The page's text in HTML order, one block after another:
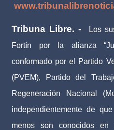
Tribuna Libre. -
Los
Fortín por la alianza
conformado por el Partido
(PVEM), Partido del
Regeneración Nacional
independientemente de
menos son conocidos